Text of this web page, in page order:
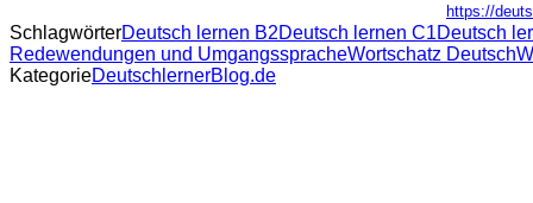
https://
SchlagwörterDeutsch lernen B2Deutsch lernen C1Deutsch
Redewendungen und UmgangsspracheWortschatz Deutsch
KategorieDeutschlernerBlog.de